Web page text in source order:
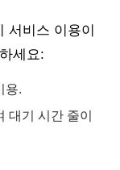
서비스 이용이
세요:
용.
대기 시간 줄이